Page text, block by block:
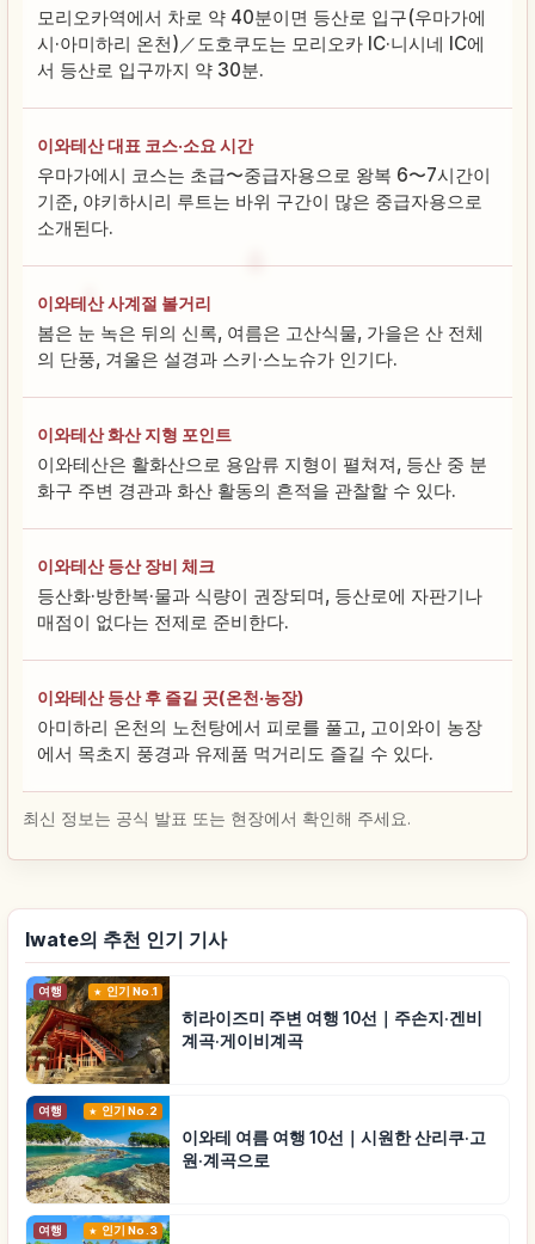
모리오카역에서 차로 약 40분이면 등산로 입구(우마가에
시·아미하리 온천)／도호쿠도는 모리오카 IC·니시네 IC에
서 등산로 입구까지 약 30분.
이와테산 대표 코스·소요 시간
우마가에시 코스는 초급〜중급자용으로 왕복 6〜7시간이
기준, 야키하시리 루트는 바위 구간이 많은 중급자용으로
소개된다.
이와테산 사계절 볼거리
봄은 눈 녹은 뒤의 신록, 여름은 고산식물, 가을은 산 전체
의 단풍, 겨울은 설경과 스키·스노슈가 인기다.
이와테산 화산 지형 포인트
이와테산은 활화산으로 용암류 지형이 펼쳐져, 등산 중 분
화구 주변 경관과 화산 활동의 흔적을 관찰할 수 있다.
이와테산 등산 장비 체크
등산화·방한복·물과 식량이 권장되며, 등산로에 자판기나
매점이 없다는 전제로 준비한다.
이와테산 등산 후 즐길 곳(온천·농장)
아미하리 온천의 노천탕에서 피로를 풀고, 고이와이 농장
에서 목초지 풍경과 유제품 먹거리도 즐길 수 있다.
최신 정보는 공식 발표 또는 현장에서 확인해 주세요.
Iwate의 추천 인기 기사
여행 인기 No.1
히라이즈미 주변 여행 10선｜주손지·겐비
계곡·게이비계곡
여행 인기 No.2
이와테 여름 여행 10선｜시원한 산리쿠·고
원·계곡으로
여행 인기 No.3